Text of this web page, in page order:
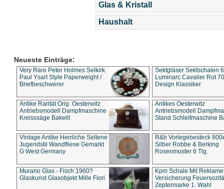
Glas & Kristall
Haushalt
Neueste Einträge:
Very Rare Peter Holmes Selkirk
Paul Ysart Style Paperweight /
Briefbeschwerer
Sektgläser Sektschalen
Luminarc Cavalier Rot
Design Klassiker
Antike Rarität Orig. Oesterwitz
Antriebsmodell Dampfmaschine
Kreisssäge Bakelit
Antikes Oesterwitz
Antriebsmodell
Stand Schleifmaschine
Vintage Antike Herrliche Seltene
Jugendstil Wandfliese Gemarkt
G West Germany
R&b Vorlegebesteck
Silber Robbe & Berking
Rosenmuster 6 Tlg.
Murano Glas - Fisch 1960?
Glaskunst Glasobjekt Mille Fiori
Kpm Schale Mit Reklame
Versicherung
Zeptermarke 1. Wahl